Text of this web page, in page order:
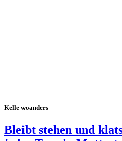
Kelle woanders
Bleibt stehen und